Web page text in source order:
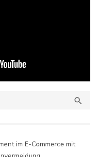

im E-Commerce mit